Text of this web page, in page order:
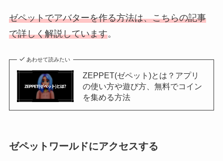
ゼペットでアバターを作る方法は、こちらの記事
で詳しく解説しています。
あわせて読みたい
ZEPPET(ゼペット)とは？アプリ
の使い方や遊び方、無料でコイン
を集める方法
ゼペットワールドにアクセスする